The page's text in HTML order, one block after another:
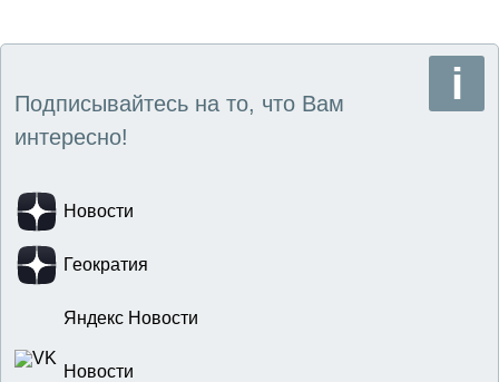
Подписывайтесь на то, что Вам
интересно!
Новости
Геократия
Яндекс Новости
Новости